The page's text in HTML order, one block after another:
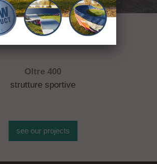
Oltre 400
strutture sportive
see our projects